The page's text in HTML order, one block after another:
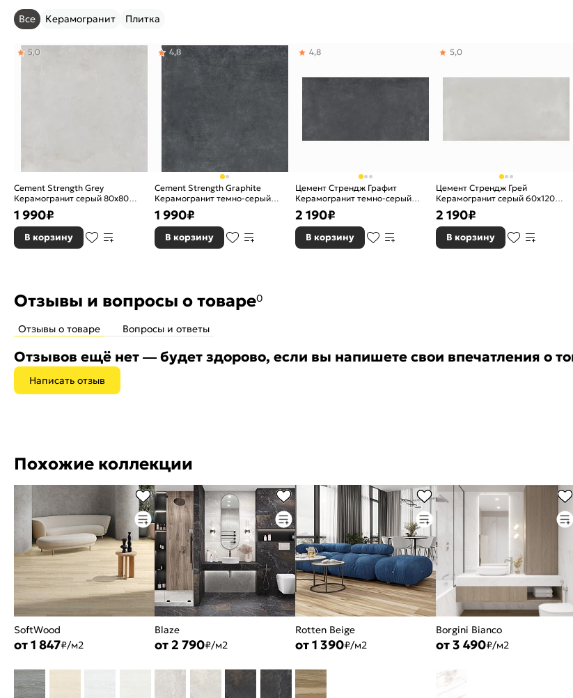
Все Керамогранит Плитка
Cement Strength Grey
Керамогранит серый 80х80
Матовый
5,0
1 990₽
В корзину
Cement Strength Graphite
Керамогранит темно-серый
80х80 Матовый
4,8
1 990₽
В корзину
Цемент Стрендж Графит
Керамогранит темно-серый
60х120 матовый
4,8
2 190₽
В корзину
Цемент Стрендж Грей
Керамогранит серый 60х120
матовый
5,0
2 190₽
В корзину
Отзывы и вопросы о товаре0
Отзывы о товаре Вопросы и ответы
Отзывов ещё нет — будет здорово, если вы напишете свои впечатления о
Написать отзыв
Похожие коллекции
SoftWood
от 1 847₽/м2
Blaze
от 2 790₽/м2
Rotten Beige
от 1 390₽/м2
Borgini Bianco
от 3 490₽/м2